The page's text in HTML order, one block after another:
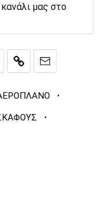
μας στο
·
·